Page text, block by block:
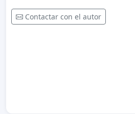
Contactar con el autor